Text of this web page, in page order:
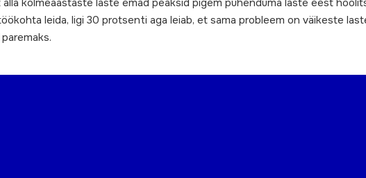
kolmeaastaste laste emad peaksid pigem pühenduma laste eest
leida, ligi 30 protsenti aga leiab, et sama probleem on väikeste